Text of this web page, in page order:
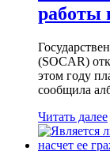
работы
(SOCAR)
этом году
сообщила
Читать далее